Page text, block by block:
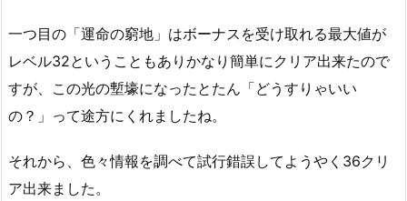
一つ目の「運命の窮地」はボーナスを受け取れる最大値が
レベル32ということもありかなり簡単にクリア出来たので
すが、この光の塹壕になったとたん「どうすりゃいい
の？」って途方にくれましたね。
それから、色々情報を調べて試行錯誤してようやく36クリ
ア出来ました。